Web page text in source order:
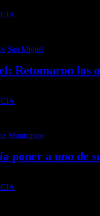
San Miguel
Retomaron los
Municipios
poner a uno de